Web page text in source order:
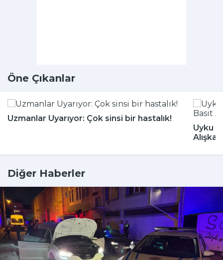
Öne Çıkanlar
Uzmanlar Uyarıyor: Çok sinsi bir hastalık!
Uyku
Diğer Haberler